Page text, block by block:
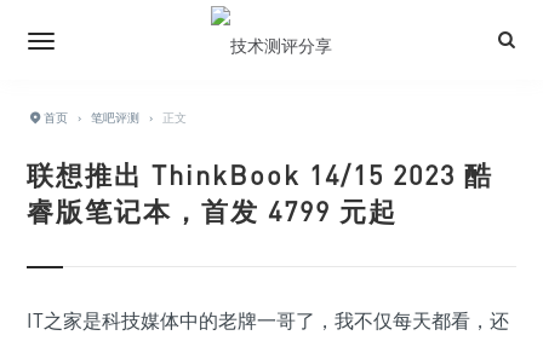
首页 › 笔吧评测 › 正文
联想推出 ThinkBook 14/15 2023 酷
睿版笔记本，首发 4799 元起
IT之家是科技媒体中的老牌一哥了，我不仅每天都看，还